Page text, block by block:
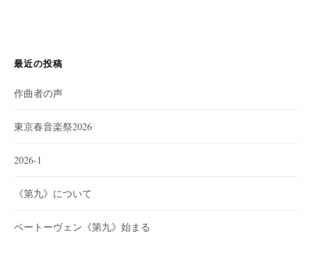
最近の投稿
作曲者の声
東京春音楽祭2026
2026-1
《第九》について
ベートーヴェン《第九》始まる